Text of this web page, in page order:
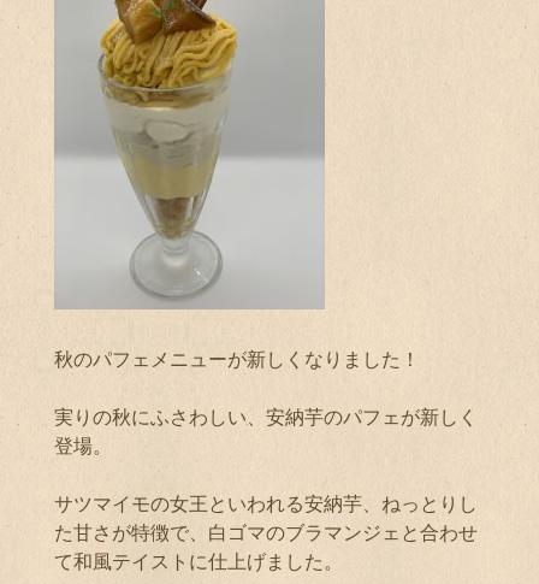
秋のパフェメニューが新しくなりました！
実りの秋にふさわしい、安納芋のパフェが新しく
登場。
サツマイモの女王といわれる安納芋、ねっとりし
た甘さが特徴で、白ゴマのブラマンジェと合わせ
て和風テイストに仕上げました。